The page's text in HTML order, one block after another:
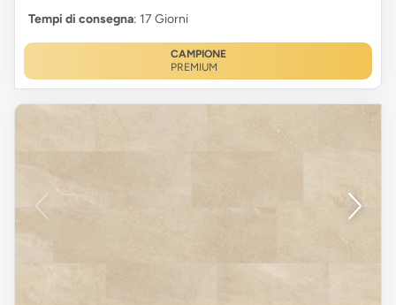
Tempi di consegna: 17 Giorni
CAMPIONE
PREMIUM